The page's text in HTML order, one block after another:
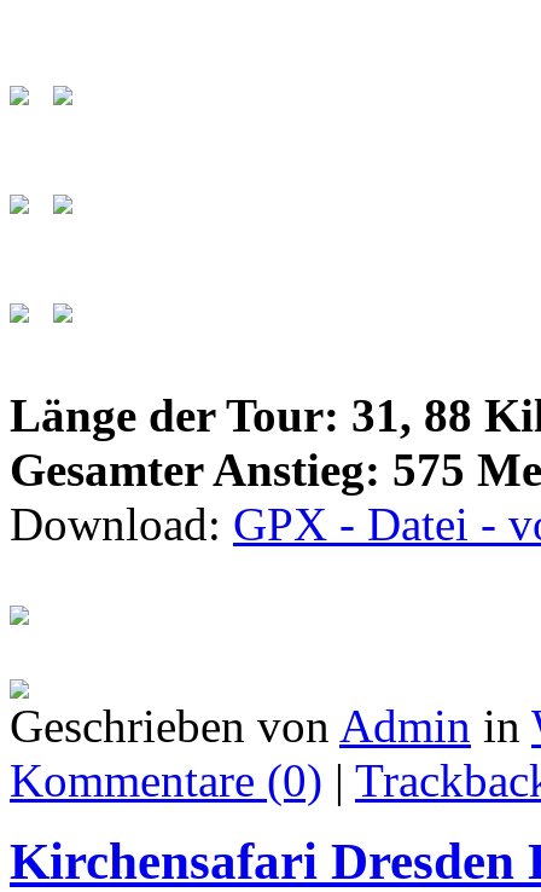
Länge der Tour: 31, 88
Gesamter Anstieg: 575
Download: GPX - Datei -
Geschrieben von Admin in
Kommentare (0) |
Kirchensafari Dresden